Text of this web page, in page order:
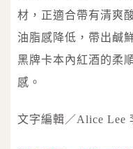
材，正適合帶有清爽
油脂感降低，帶出鹹
黑牌卡本內紅酒的柔
感。
文字編輯／Alice Lee